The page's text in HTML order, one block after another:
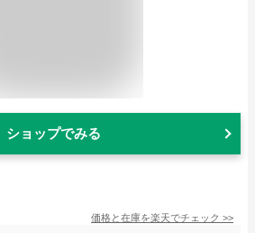
ショップでみる
価格と在庫を楽天でチェック >>